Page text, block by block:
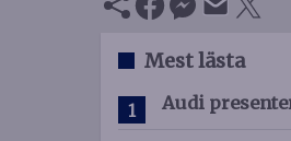
Mest lästa
Audi